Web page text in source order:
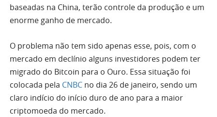
baseadas na China, terão controle da produção e um
enorme ganho de mercado.
O problema não tem sido apenas esse, pois, com o
mercado em declínio alguns investidores podem ter
migrado do Bitcoin para o Ouro. Essa situação foi
colocada pela CNBC no dia 26 de janeiro, sendo um
claro indício do início duro de ano para a maior
criptomoeda do mercado.